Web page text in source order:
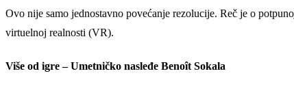
Ovo nije samo jednostavno povećanje rezolucije. Reč je o
virtuelnoj realnosti (VR).
Više od igre – Umetničko nasleđe Benoît Sokala